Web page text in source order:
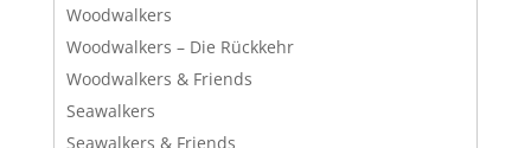
Woodwalkers
Woodwalkers – Die Rückkehr
Woodwalkers & Friends
Seawalkers
Seawalkers & Friends